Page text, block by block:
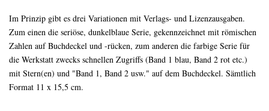
Im Prinzip gibt es drei Variationen mit Verlags- und Lizenzausgaben.
Zum einen die seriöse, dunkelblaue Serie, gekennzeichnet mit römischen
Zahlen auf Buchdeckel und -rücken, zum anderen die farbige Serie für
die Werkstatt zwecks schnellen Zugriffs (Band 1 blau, Band 2 rot etc.)
mit Stern(en) und "Band 1, Band 2 usw." auf dem Buchdeckel. Sämtlich
Format 11 x 15,5 cm.